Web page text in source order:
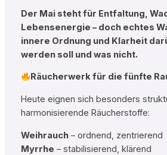
Der Mai steht für Entfaltung,
Lebensenergie – doch echtes
innere Ordnung und Klarheit
werden soll und was nicht.
Räucherwerk für die fünfte
Heute eignen sich besonders
harmonisierende Räucherstoffe:
Weihrauch– ordnend, zentrierend
Myrrhe – stabilisierend, klärend